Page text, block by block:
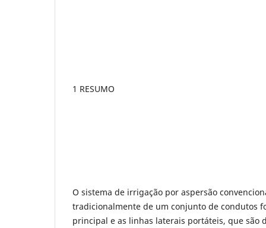
1 RESUMO
O sistema de irrigação por aspersão
tradicionalmente de um conjunto de condutos
principal e as linhas laterais portáteis, que são